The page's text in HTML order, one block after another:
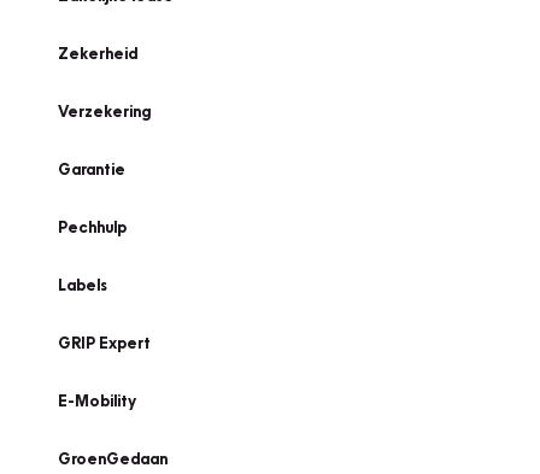
Zekerheid
Verzekering
Garantie
Pechhulp
Labels
GRIP Expert
E-Mobility
GroenGedaan